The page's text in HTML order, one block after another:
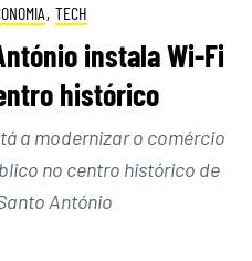
, TECH
instala Wi-Fi
histórico
a modernizar o comércio
no centro histórico de
António